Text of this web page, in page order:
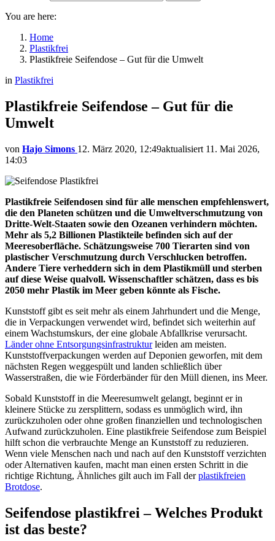
You are here:
Home
Plastikfrei
Plastikfreie Seifendose – Gut für die Umwelt
in Plastikfrei
Plastikfreie Seifendose – Gut für die
Umwelt
von Hajo Simons 12. März 2020, 12:49aktualisiert 11. Mai 2026,
14:03
Plastikfreie Seifendosen sind für alle menschen empfehlenswert,
die den Planeten schützen und die Umweltverschmutzung von
Dritte-Welt-Staaten sowie den Ozeanen verhindern möchten.
Mehr als 5,2 Billionen Plastikteile befinden sich auf der
Meeresoberfläche. Schätzungsweise 700 Tierarten sind von
plastischer Verschmutzung durch Verschlucken betroffen.
Andere Tiere verheddern sich in dem Plastikmüll und sterben
auf diese Weise qualvoll. Wissenschaftler schätzen, dass es bis
2050 mehr Plastik im Meer geben könnte als Fische.
Kunststoff gibt es seit mehr als einem Jahrhundert und die Menge,
die in Verpackungen verwendet wird, befindet sich weiterhin auf
einem Wachstumskurs, der eine globale Abfallkrise verursacht.
Länder ohne Entsorgungsinfrastrukturleiden am meisten.
Kunststoffverpackungen werden auf Deponien geworfen, mit dem
nächsten Regen weggespült und landen schließlich über
Wasserstraßen, die wie Förderbänder für den Müll dienen, ins Meer.
Sobald Kunststoff in die Meeresumwelt gelangt, beginnt er in
kleinere Stücke zu zersplittern, sodass es unmöglich wird, ihn
zurückzuholen oder ohne großen finanziellen und technologischen
Aufwand zurückzuholen. Eine plastikfreie Seifendose zum Beispiel
hilft schon die verbrauchte Menge an Kunststoff zu reduzieren.
Wenn viele Menschen nach und nach auf den Kunststoff verzichten
oder Alternativen kaufen, macht man einen ersten Schritt in die
richtige Richtung, Ähnliches gilt auch im Fall derplastikfreien
Brotdose.
Seifendose plastikfrei – Welches Produkt
ist das beste?